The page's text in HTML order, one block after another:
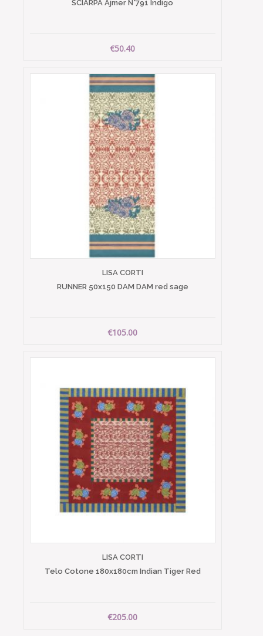
SCIARPA Ajmer N°791 Indigo
€50.40
LISA CORTI
RUNNER 50x150 DAM DAM red sage
€105.00
LISA CORTI
Telo Cotone 180x180cm Indian Tiger Red
€205.00